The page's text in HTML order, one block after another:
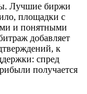
Лучшие биржи
площадки с
и понятными
добавляет
к
спред
получается